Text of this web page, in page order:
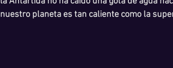
nuestro planeta es tan caliente como la